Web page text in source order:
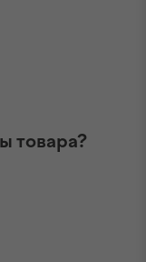
товара?